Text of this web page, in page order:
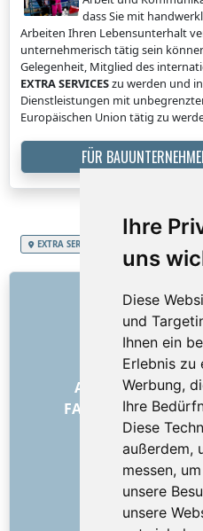
Ihre
uns
Diese
und
Ihnen ein
Erlebnis zu
Werbung,
Ihre
Diese
außerdem,
messen,
unsere
unsere
dass Sie mit
Arbeiten Ihren Lebensunterhalt
unternehmerisch tätig sein
Gelegenheit, Mitglied des
EXTRA SERVICESzu werden und
Dienstleistungen mit
Europäischen Union tätig zu
FÜR
EXTRA SERVICES
Wie
Allgemeine
FAQ – für Besteller
Werbung